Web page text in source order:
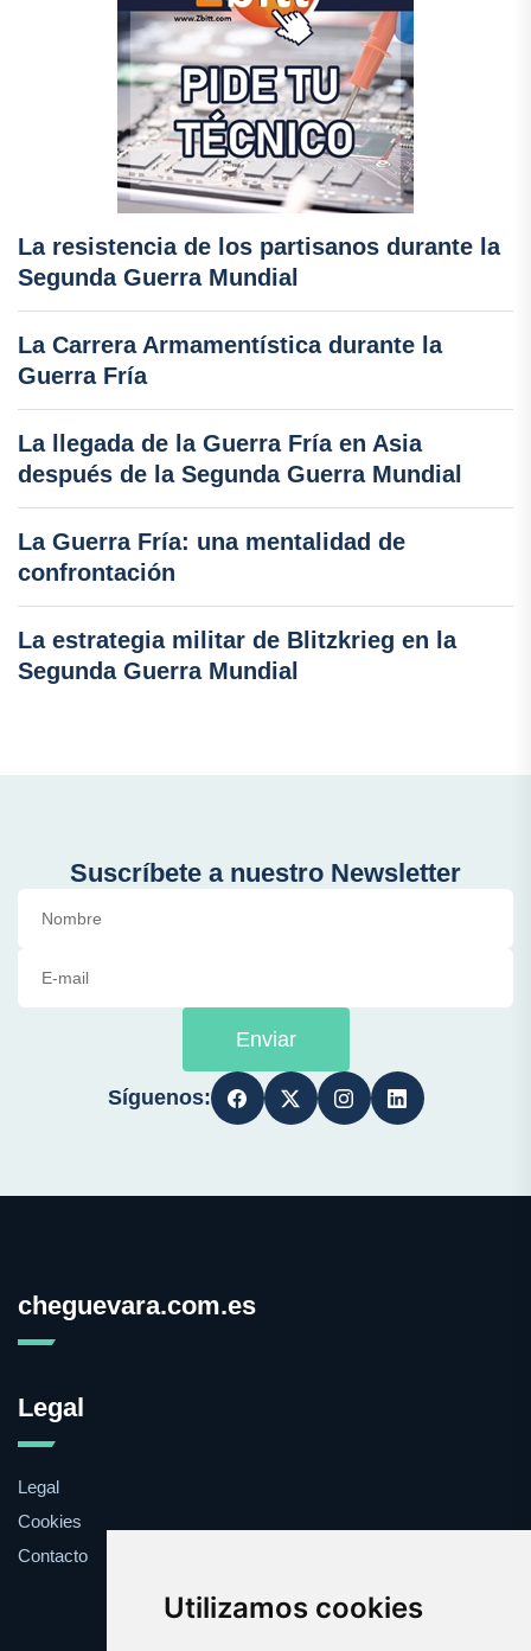
Utilizamos cookies
La resistencia de los partisanos durante la
Segunda Guerra Mundial
La Carrera Armamentística durante la
Guerra Fría
La llegada de la Guerra Fría en Asia
después de la Segunda Guerra Mundial
La Guerra Fría: una mentalidad de
confrontación
La estrategia militar de Blitzkrieg en la
Segunda Guerra Mundial
Suscríbete a nuestro Newsletter
Enviar
Síguenos:
cheguevara.com.es
Legal
Legal
Cookies
Contacto